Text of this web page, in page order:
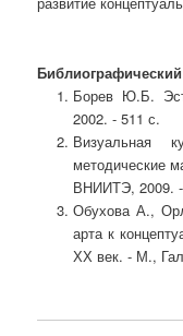
Борев Ю.Б.
2002. - 511 с.
Визуальная
методические
ВНИИТЭ, 2009.
Обухова А.,
арта к
ХХ век. - М.,